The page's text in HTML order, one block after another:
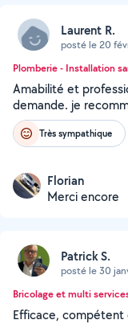
Laurent R.
posté le 20
Plomberie - Installation
Amabilité et
demande. je
Très sympathique
Florian
Merci encore
Patrick S.
posté le 30
Bricolage et multi
Efficace, compétent